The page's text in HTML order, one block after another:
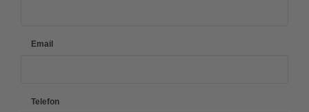
Email
Telefon